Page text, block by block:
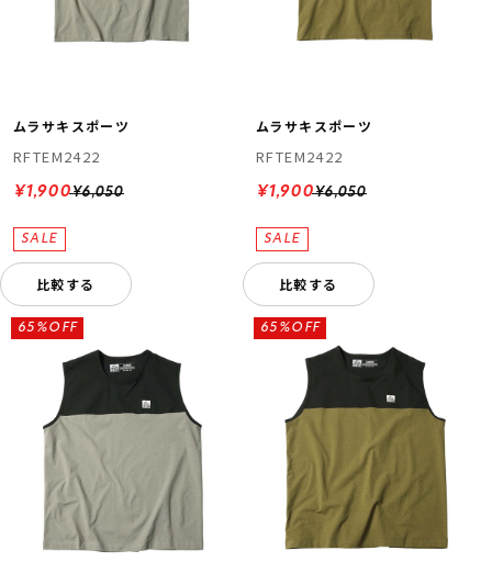
ムラサキスポーツ
RFTEM2422
¥6,050
¥1,900
比較する
ムラサキスポーツ
RFTEM2422
¥6,050
¥1,900
比較する
65%OFF 65%OFF